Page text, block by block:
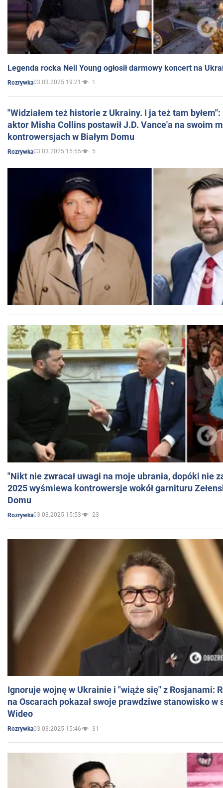
Legenda rocka Neil Young ogłosił darmowy koncert na
Rozrywka03.03.2025 19:21 1
"Widziałem też historie z Ukrainy. I ja też tam
aktor Misha Collins postawił J.D. Vance'a na swoim
kontrowersjach w Białym Domu
Rozrywka03.03.2025 15:55 5
"Nikt nie zwracał uwagi na moje ubrania, dopóki nie
2025 wyśmiewa kontrowersje wokół garnituru
Domu
Rozrywka03.03.2025 15:53 23
Ignoruje wojnę w Ukrainie i "wiąże się" z Rosjanami:
na Oscarach pokazał swoje prawdziwe stanowisko w
Wideo
Rozrywka03.03.2025 15:46 31